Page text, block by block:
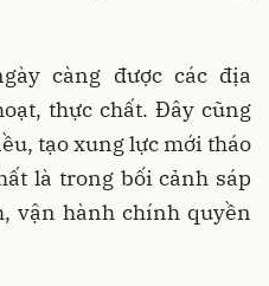
càng được các địa
thực chất. Đây cũng
tạo xung lực mới tháo
là trong bối cảnh sáp
vận hành chính quyền